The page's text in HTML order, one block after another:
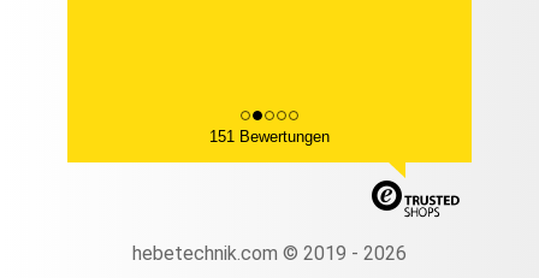
151 Bewertungen
hebetechnik.com © 2019 - 2026